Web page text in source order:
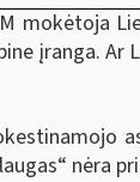
mokėtoja
įranga.
nėra